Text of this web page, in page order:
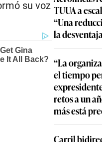
su voz TUUA a
“Una
la
“La
el tiempo
retos a un
más está
Carril